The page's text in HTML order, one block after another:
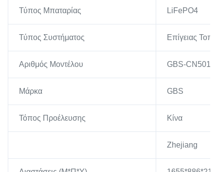
Τύπος Μπαταρίας LiFePO4
Τύπος Συστήματος Επίγειας
Αριθμός Μοντέλου GBS-
Μάρκα GBS
Τόπος Προέλευσης Κίνα
Zhejiang